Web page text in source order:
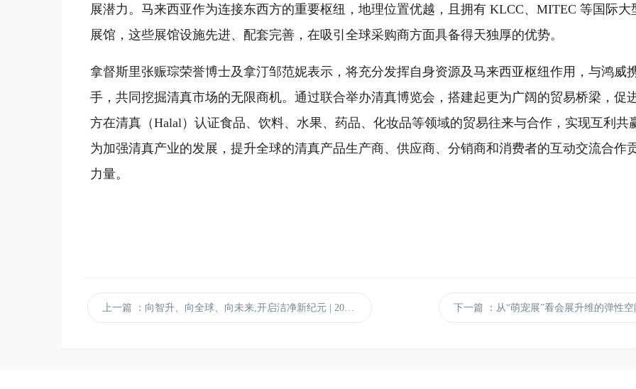
展潜力。马来西亚作为连接东西方的重要枢纽，地理位置优越，且拥有 KLCC、MITEC 等国际大
展馆，这些展馆设施先进、配套完善，在吸引全球采购商方面具备得天独厚的优势。
拿督斯里张赈琮荣誉博士及拿汀邹范妮表示，将充分发挥自身资源及马来西亚枢纽作用，与鸿威
手，共同挖掘清真市场的无限商机。通过联合举办清真博览会，搭建起更为广阔的贸易桥梁，促
方在清真（Halal）认证食品、饮料、水果、药品、化妆品等领域的贸易往来与合作，实现互利共
为加强清真产业的发展，提升全球的清真产品生产商、供应商、分销商和消费者的互动交流合作
力量。
上一篇 ：向智升、向全球、向未来,开启洁净新纪元 | 2025第9届亚太洁净展将于2025年8月8-10日在广州·广交会展馆盛大启幕 下一篇 ：从“萌宠展”看会展升维的弹性